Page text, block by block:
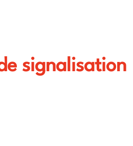
signalisation